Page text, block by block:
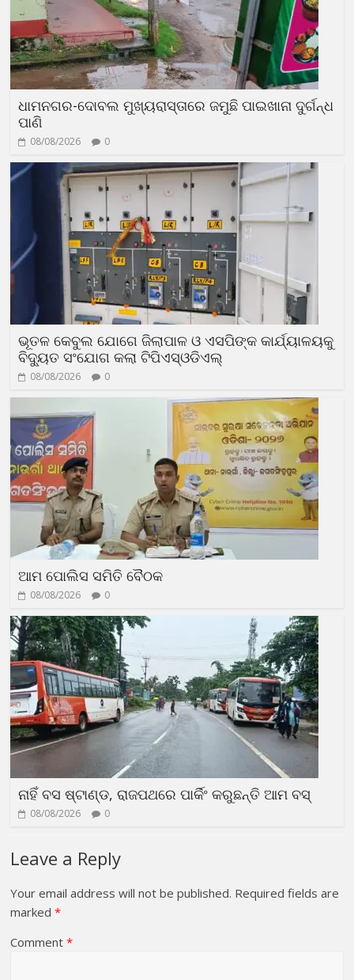
ଧାମନଗର-ଦୋବଲ ମୁଖ୍ୟରାସ୍ତାରେ ଜମୁଛି ପାଇଖାନା ଦୁର୍ଗନ୍ଧ
ପାଣି
08/08/2026 0
ଭୂତଳ କେବୁଲ ଯୋଗେ ଜିଲାପାଳ ଓ ଏସପିଙ୍କ କାର୍ଯ୍ୟାଳୟକୁ
ବିଦ୍ୟୁତ ସଂଯୋଗ କଲା ଟିପିଏସ୍ଓଡିଏଲ୍
08/08/2026 0
ଆମ ପୋଲିସ ସମିତି ବୈଠକ
08/08/2026 0
ନାହିଁ ବସ ଷ୍ଟାଣ୍ଡ, ରାଜପଥରେ ପାର୍କିଂ କରୁଛନ୍ତି ଆମ ବସ୍
08/08/2026 0
Leave a Reply
Your email address will not be published. Required fields are
marked*
Comment*